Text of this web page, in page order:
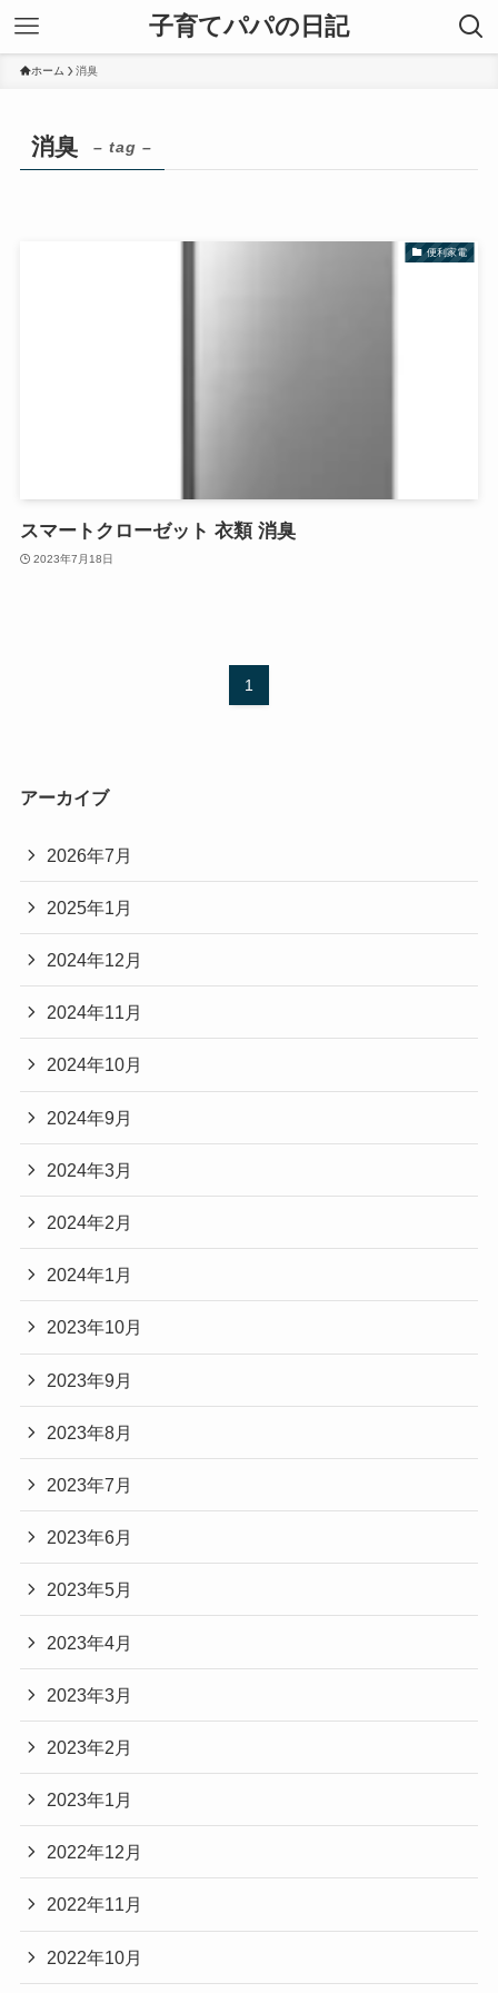
子育てパパの日記
ホーム 消臭
消臭 – tag –
便利家電
スマートクローゼット 衣類 消臭
2023年7月18日
1
アーカイブ
2026年7月
2025年1月
2024年12月
2024年11月
2024年10月
2024年9月
2024年3月
2024年2月
2024年1月
2023年10月
2023年9月
2023年8月
2023年7月
2023年6月
2023年5月
2023年4月
2023年3月
2023年2月
2023年1月
2022年12月
2022年11月
2022年10月